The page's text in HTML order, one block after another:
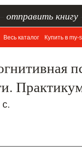
отправить книгу
Весь каталог Купить в my-